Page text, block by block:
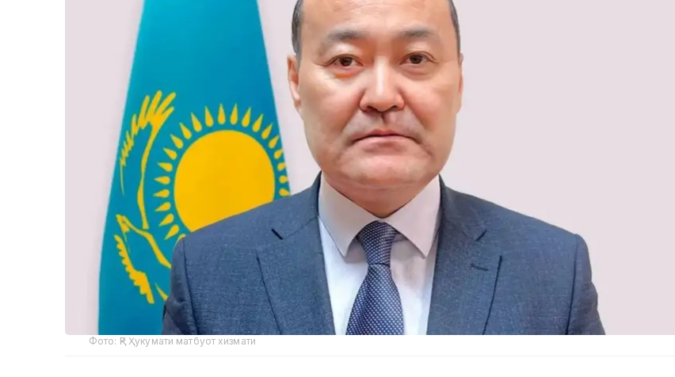
Фото: ҚР Ҳукумати матбуот хизмати